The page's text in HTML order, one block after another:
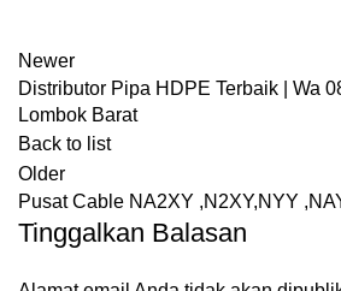
Newer
Distributor Pipa HDPE Terbaik | Wa
Lombok Barat
Back to list
Older
Pusat Cable NA2XY ,N2XY,NYY
Tinggalkan Balasan